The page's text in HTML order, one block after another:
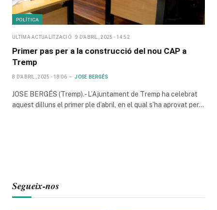
POLÍTICA
ULTIMA ACTUALITZACIÓ 9 D'ABRIL, 2025 - 14:52
Primer pas per a la construcció del nou CAP a
Tremp
8 D'ABRIL, 2025 - 18:06 JOSE BERGÉS
JOSE BERGÉS (Tremp).- L’Ajuntament de Tremp ha celebrat
aquest dilluns el primer ple d’abril, en el qual s’ha aprovat per…
Segueix-nos